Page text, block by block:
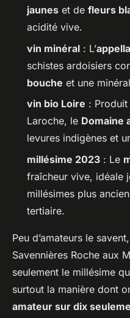
jaunes et de fleurs
acidité vive.
vin minéral : L’
schistes ardoisiers
bouche et une
vin bio Loire : Produit
Laroche, le Domaine
levures indigènes et
millésime 2023 : Le
fraîcheur vive, idéale
millésimes plus
tertiaire.
Peu d’amateurs le
Savennières Roche aux
seulement le millésime
surtout la manière dont
amateur sur dix